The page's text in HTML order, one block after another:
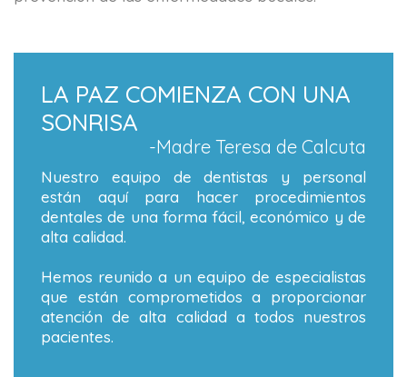
LA PAZ COMIENZA CON UNA
SONRISA
-Madre Teresa de Calcuta
Nuestro equipo de dentistas y personal
están aquí para hacer procedimientos
dentales de una forma fácil, económico y de
alta calidad.
Hemos reunido a un equipo de especialistas
que están comprometidos a proporcionar
atención de alta calidad a todos nuestros
pacientes.